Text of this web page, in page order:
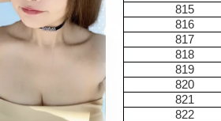
815
816
817
818
819
820
821
822